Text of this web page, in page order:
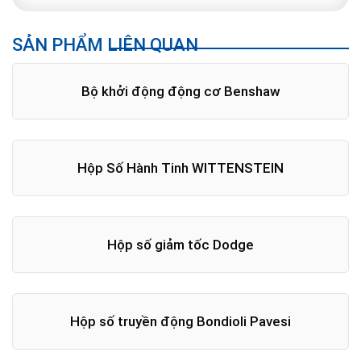
SẢN PHẨM LIÊN QUAN
Bộ khởi động động cơ Benshaw
Hộp Số Hành Tinh WITTENSTEIN
Hộp số giảm tốc Dodge
Hộp số truyền động Bondioli Pavesi